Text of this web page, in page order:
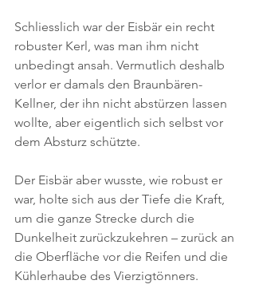
Schliesslich war der Eisbär ein recht
robuster Kerl, was man ihm nicht
unbedingt ansah. Vermutlich deshalb
verlor er damals den Braunbären-
Kellner, der ihn nicht abstürzen lassen
wollte, aber eigentlich sich selbst vor
dem Absturz schützte.
Der Eisbär aber wusste, wie robust er
war, holte sich aus der Tiefe die Kraft,
um die ganze Strecke durch die
Dunkelheit zurückzukehren – zurück an
die Oberfläche vor die Reifen und die
Kühlerhaube des Vierzigtönners.